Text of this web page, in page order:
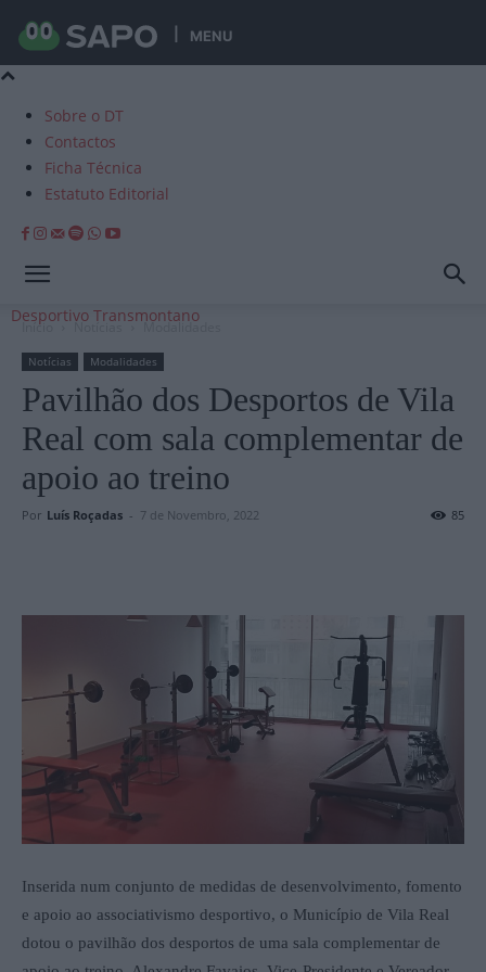
MENU
Sobre o DT
Contactos
Ficha Técnica
Estatuto Editorial
Desportivo Transmontano
Início Notícias Modalidades
Notícias Modalidades
Pavilhão dos Desportos de Vila
Real com sala complementar de
apoio ao treino
Por Luís Roçadas - 7 de Novembro, 2022 85
Inserida num conjunto de medidas de desenvolvimento, fomento
e apoio ao associativismo desportivo, o Município de Vila Real
dotou o pavilhão dos desportos de uma sala complementar de